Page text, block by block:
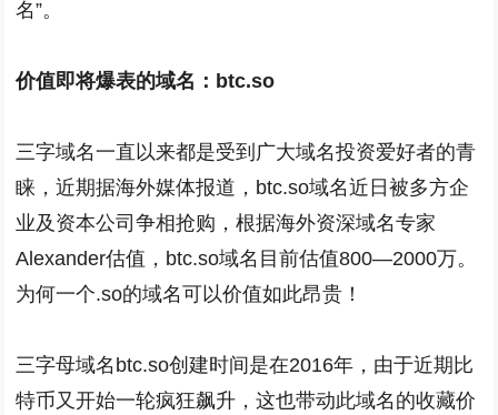
名”。
价值即将爆表的域名：btc.so
三字域名一直以来都是受到广大域名投资爱好者的青
睐，近期据海外媒体报道，btc.so域名近日被多方企
业及资本公司争相抢购，根据海外资深域名专家
Alexander估值，btc.so域名目前估值800—2000万。
为何一个.so的域名可以价值如此昂贵！
三字母域名btc.so创建时间是在2016年，由于近期比
特币又开始一轮疯狂飙升，这也带动此域名的收藏价